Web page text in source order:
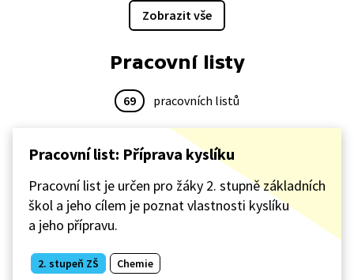
či například k horšímu hojení ran. Znalost komplexu
HIF může pomoci i při boji s rakovinou.
Zobrazit vše
Pracovní listy
69 pracovních listů
Pracovní list: Příprava kyslíku
Pracovní list je určen pro žáky 2. stupně základních
škol a jeho cílem je poznat vlastnosti kyslíku
a jeho přípravu.
2. stupeň ZŠ Chemie